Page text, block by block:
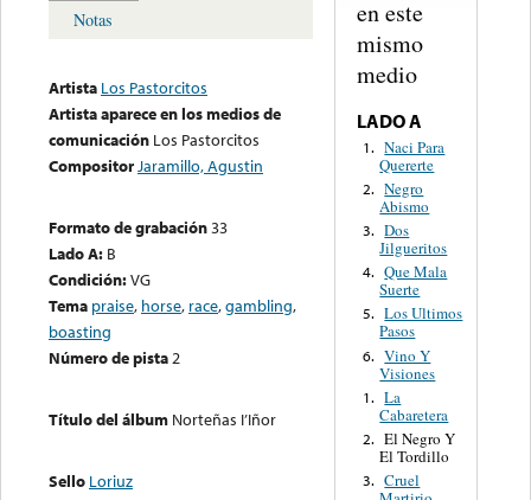
Notas
Artista Los Pastorcitos
Artista aparece en los medios de
comunicación Los Pastorcitos
CompositorJaramillo, Agustin
Formato de grabación33
Lado A: B
Condición:VG
Tema praise, horse, race,gambling,
boasting
Número de pista2
Título del álbum Norteñas I’Iñor
Sello Loriuz
en este
mismo
medio
LADO A
1. Naci Para
Quererte
2. Negro
Abismo
3. Dos
Jilgueritos
4. Que Mala
Suerte
5. Los Ultimos
Pasos
6. Vino Y
Visiones
1. La
Cabaretera
2. El Negro Y
El Tordillo
3. Cruel